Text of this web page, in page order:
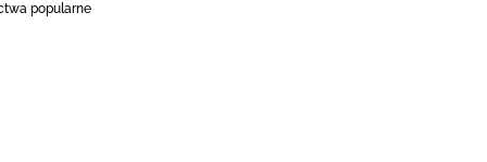
popularne